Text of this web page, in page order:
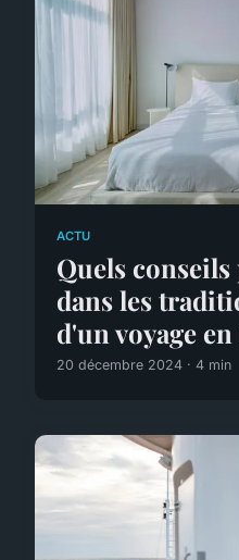
ACTU
Quels
dans les
d'un voyage
20 décembre 2024 · 4 min